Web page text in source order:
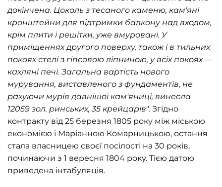
докінчена. Цоколь з тесаного каменю, кам'яні
кронштейни для підтримки балкону над входом,
крім плити і решітки, уже вмуровані. У
приміщеннях другого поверху, також і в тильних
покоях стелі з гіпсовою ліпниною, у всіх покоях —
кахляні печі. Загальна вартість нового
мурування, виставленого з фундаментів, не
рахуючи мурів давнішої кам'яниці, винесла
12059 зол. ринських, 35 крейцарів". Згідно
контракту від 25 березня 1805 року між міською
економією і Маріанною Комарницькою, остання
стала власницею своєї посілості на 30 років,
починаючи з 1 вересня 1804 року. Тією датою
приведена інтабуляція.